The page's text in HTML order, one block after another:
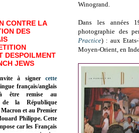
Winogrand.
Dans les années
photographie des
Practice) : aux
Moyen-Orient, en
CONTRE LA
DES
DESPOILMENT
JEWS
à signer cette
français/anglais
à être remise au
de la République
et au Premier
Philippe. Cette
car les Français